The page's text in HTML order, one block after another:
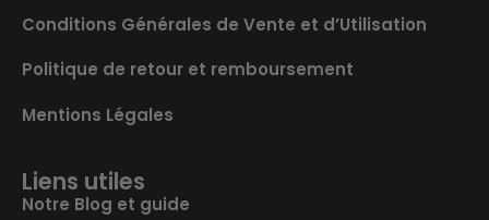
Conditions Générales de Vente et d’Utilisation
Politique de retour et remboursement
Mentions Légales
Liens utiles
Notre Blog et guide